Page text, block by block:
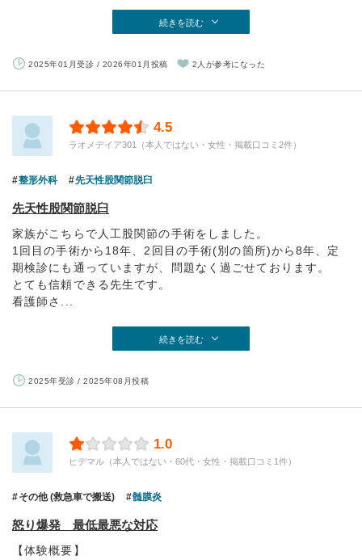
続きを読む
2025年01月受診 / 2026年01月投稿 2人が参考になった
4.5
ラオメデイア301（本人ではない・女性・掲載口コミ2件）
整形外科 先天性股関節脱臼
先天性股関節脱臼
家族がこちらで人工股関節の手術をしました。
1回目の手術から18年、2回目の手術(別の箇所)から8年、定
期検診にも通っていますが、問題なく過ごせております。
とても信頼できる先生です。
看護師さ...
続きを読む
2025年受診 / 2025年08月投稿
1.0
ヒデマル（本人ではない・60代・女性・掲載口コミ1件）
その他 (救急車で搬送) 髄膜炎
怒り爆発 最低最悪な対応
【体験概要】